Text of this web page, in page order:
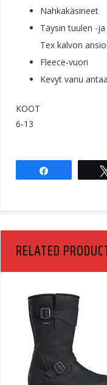
Nahkakäsineet
Täysin tuulen -
Tex kalvon
Fleece-vuori
Kevyt vanu
KOOT
6-13
RELATED